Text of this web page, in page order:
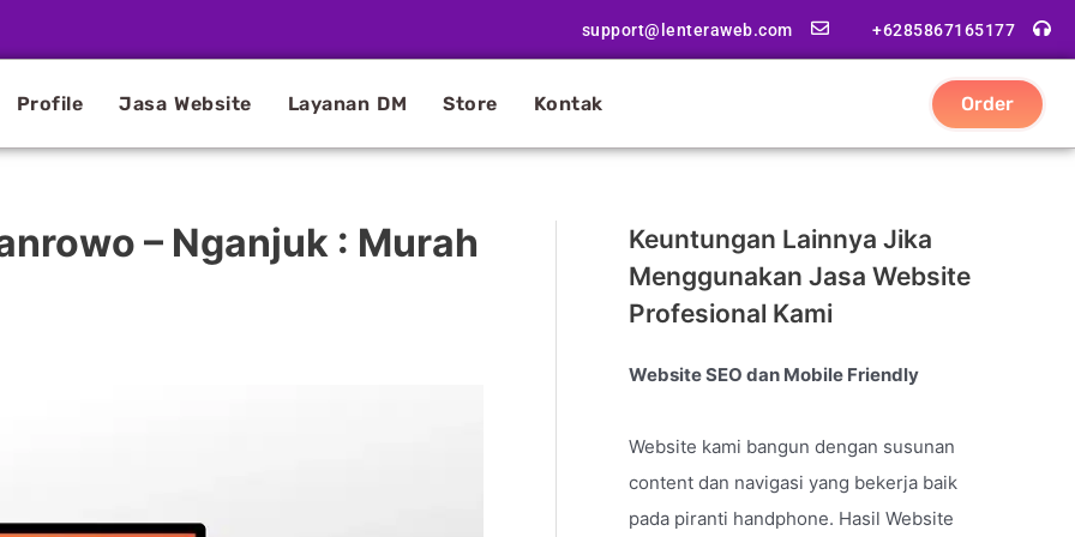
support@lenteraweb.com +6285867165177
Profile Jasa Website Layanan DM Store Kontak Order
– Nganjuk : Murah
Keuntungan Lainnya Jika
Menggunakan Jasa Website
Profesional Kami
Website SEO dan Mobile Friendly
Website kami bangun dengan susunan
content dan navigasi yang bekerja baik
pada piranti handphone. Hasil Website